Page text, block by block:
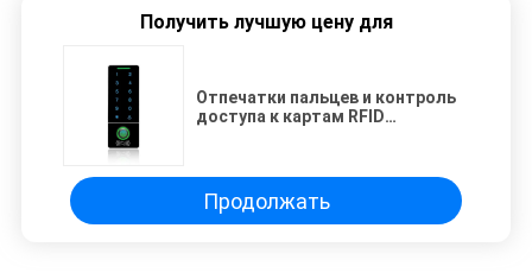
Получить лучшую цену для
Отпечатки пальцев и контроль
доступа к картам RFID
Продолжать